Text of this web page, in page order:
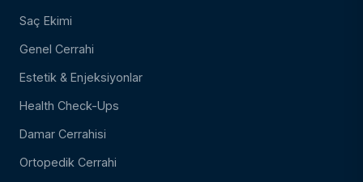
Saç Ekimi
Genel Cerrahi
Estetik & Enjeksiyonlar
Health Check-Ups
Damar Cerrahisi
Ortopedik Cerrahi